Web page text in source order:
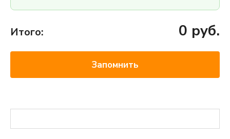
Итого: 0 руб.
Запомнить